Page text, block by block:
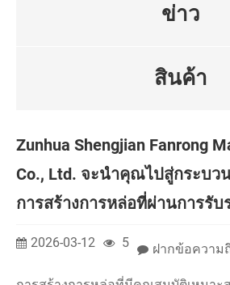
ข่าว
สินค้า
Zunhua Shengjian Fanrong
Co., Ltd. จะนำคุณไปสู่กระบว
การสร้างการหล่อที่ผ่านการรับ
2026-03-12 5 ฝากข้อความ